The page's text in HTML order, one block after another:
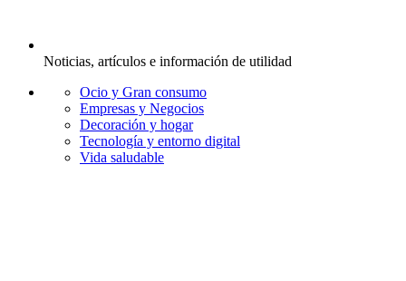
Noticias, artículos e información de utilidad
Ocio y Gran consumo
Empresas y Negocios
Decoración y hogar
Tecnología y entorno digital
Vida saludable